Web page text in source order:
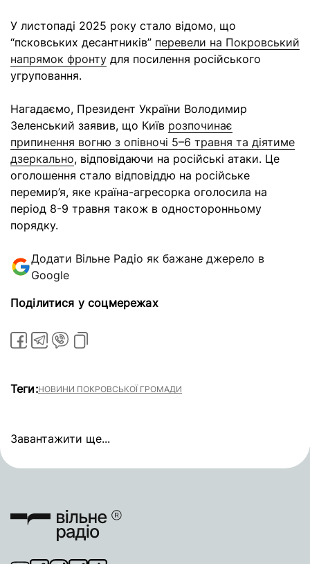
У листопаді 2025 року стало відомо, що
“псковських десантників” перевели на Покровський
напрямок фронту для посилення російського
угруповання.
Нагадаємо, Президент України Володимир
Зеленський заявив, що Київ розпочинає
припинення вогню з опівночі 5–6 травня та діятиме
дзеркально, відповідаючи на російські атаки. Це
оголошення стало відповіддю на російське
перемир’я, яке країна-агресорка оголосила на
період 8-9 травня також в односторонньому
порядку.
Додати Вільне Радіо як бажане джерело в
Google
Поділитися у соцмережах
Теги:НОВИНИ ПОКРОВСЬКОЇ ГРОМАДИ
Завантажити ще...